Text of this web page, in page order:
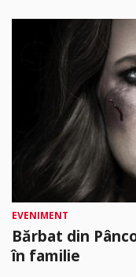
EVENIMENT
Bărbat din
în familie